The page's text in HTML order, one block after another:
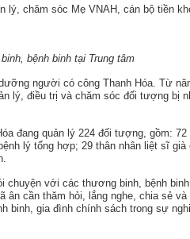
lý, chăm sóc Mẹ VNAH, cán bộ tiền
bệnh binh tại Trung tâm
người có công Thanh Hóa. Từ
lý, điều trị và chăm sóc đối tượng bị
đang quản lý 224 đối tượng, gồm:
lý tổng hợp; 29 thân nhân liệt sĩ
chuyện với các thương binh, bệnh
ân cần thăm hỏi, lắng nghe, chia sẻ
gia đình chính sách trong sự